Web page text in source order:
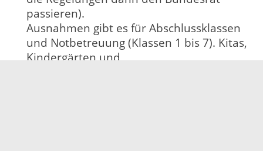
passieren).
Ausnahmen gibt es für Abschlussklassen
und Notbetreuung (Klassen 1 bis 7). Kitas,
Kindergärten und